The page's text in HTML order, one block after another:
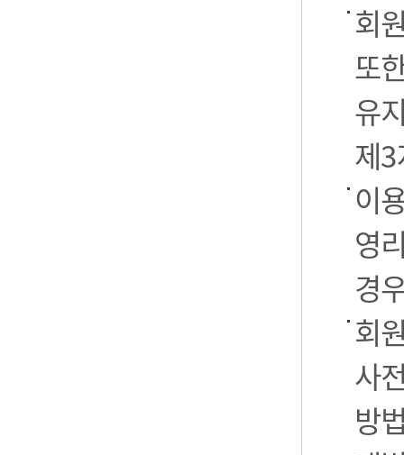
회
또
유
제
이
영
경
회
사
방